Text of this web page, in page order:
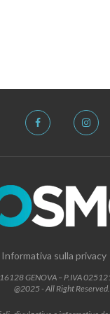
Informativa sulla privacy
GENOVA – P.IVA
@2025 - All Right Reserved.